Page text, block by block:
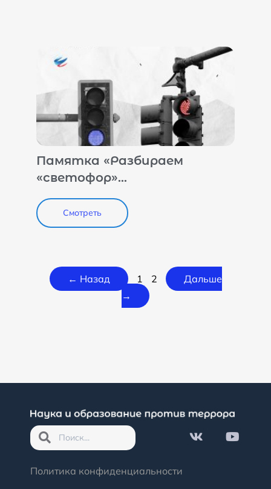
Памятка «Разбираем
«светофор»
террористической
опасности»
Смотреть
← Назад 1 2
Дальше
→
Политика конфиденциальности